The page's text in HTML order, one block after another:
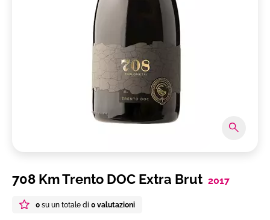
708 Km Trento DOC Extra Brut 2017
0 su un totale di 0 valutazioni